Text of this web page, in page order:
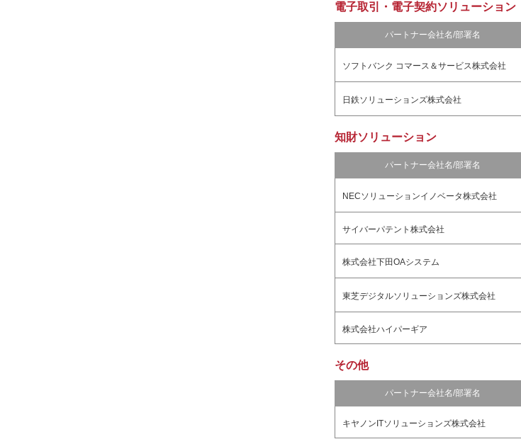
電子取引・電子契約ソリューション
パートナー会社名/部署名
ソフトバンク コマース＆サービス株式会社
日鉄ソリューションズ株式会社
知財ソリューション
パートナー会社名/部署名
NECソリューションイノベータ株式会社
サイバーパテント株式会社
株式会社下田OAシステム
東芝デジタルソリューションズ株式会社
株式会社ハイパーギア
その他
パートナー会社名/部署名
キヤノンITソリューションズ株式会社